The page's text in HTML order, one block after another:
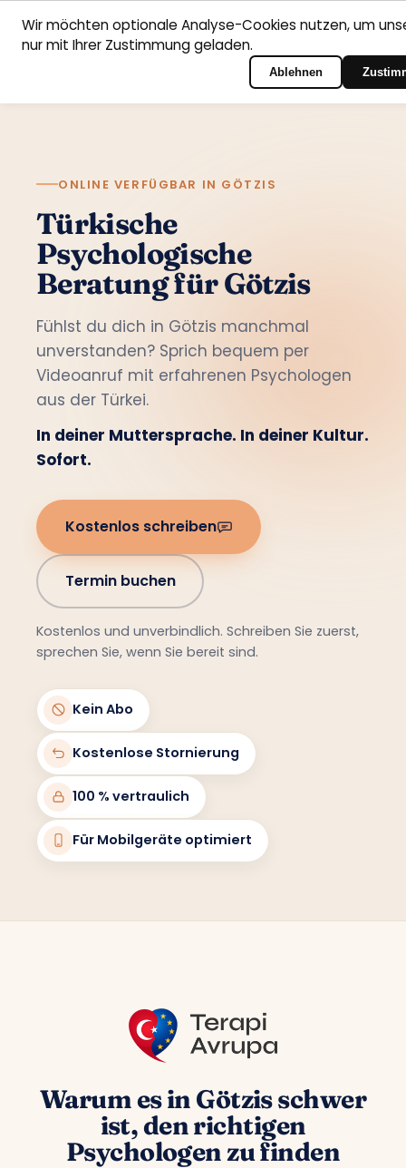
StartseiteFachbereichePsychologen
Deutsch Zum Portal-Login
ONLINE VERFÜGBAR IN GÖTZIS
Türkische
Psychologische
Beratung für Götzis
Fühlst du dich in Götzis manchmal
unverstanden? Sprich bequem per
Videoanruf mit erfahrenen Psychologen
aus der Türkei.
In deiner Muttersprache. In deiner Kultur.
Sofort.
Kostenlos schreiben
Termin buchen
Kostenlos und unverbindlich. Schreiben Sie zuerst,
sprechen Sie, wenn Sie bereit sind.
Kein Abo
Kostenlose Stornierung
100 % vertraulich
Für Mobilgeräte optimiert
Warum es in Götzis schwer
ist, den richtigen
Psychologen zu finden
Wir möchten optionale Analyse-Cookies nutzen, um
nur mit Ihrer Zustimmung geladen.
Ablehnen